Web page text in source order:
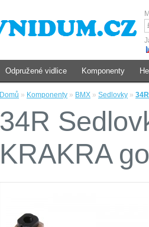
Domů » Komponenty » BMX » Sedlovky »
34R
KRAKRA
Odpružené vidlice Komponenty